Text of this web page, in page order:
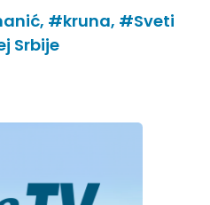
#kruna, #Sveti
Srbije